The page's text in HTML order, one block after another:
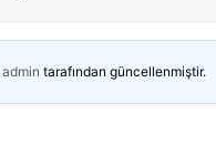
admin tarafından güncellenmiştir.